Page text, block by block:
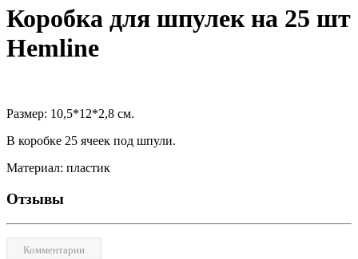
Коробка для шпулек на 25 шт
Hemline
Размер: 10,5*12*2,8 см.
В коробке 25 ячеек под шпули.
Материал: пластик
Отзывы
Комментарии